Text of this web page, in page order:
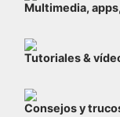
Multimedia,
Tutoriales &
Consejos y